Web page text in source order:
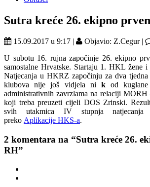
Sutra kreće 26. ekipno
15.09.2017 u 9:17 | Objavio: Z.Cegur |
U subotu 16. rujna započinje 26. ekipno
samostalne Hrvatske. Startaju 1. HKL
Natjecanja u HKRZ započinju za dva
klubova nije još vidjela ni k od
administrativnih zavrzlama na relaciji MORH
koji treba preuzeti cijeli DOS Zrinski.
svih utakmica IV stupnja
preko Aplikacije HKS-a.
2 komentara na “Sutra kreće 26.
RH”